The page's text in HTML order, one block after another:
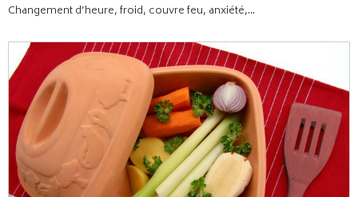
Changement d’heure, froid, couvre feu, anxiété,...